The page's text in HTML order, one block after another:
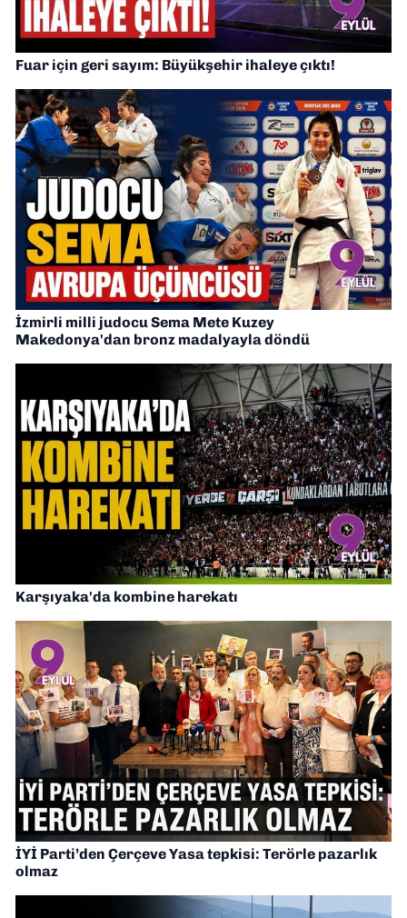
Fuar için geri sayım: Büyükşehir ihaleye çıktı!
İzmirli milli judocu Sema Mete Kuzey
Makedonya'dan bronz madalyayla döndü
Karşıyaka'da kombine harekatı
İYİ Parti’den Çerçeve Yasa tepkisi: Terörle pazarlık
olmaz